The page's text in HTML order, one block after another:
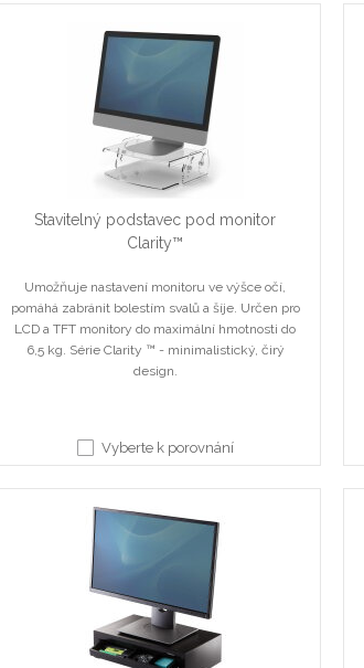
Stavitelný podstavec pod monitor
Clarity™
Umožňuje nastavení monitoru ve výšce očí,
pomáhá zabránit bolestím svalů a šíje. Určen pro
LCD a TFT monitory do maximální hmotnosti do
6,5 kg. Série Clarity ™ - minimalistický, čirý
design.
Vyberte k porovnání